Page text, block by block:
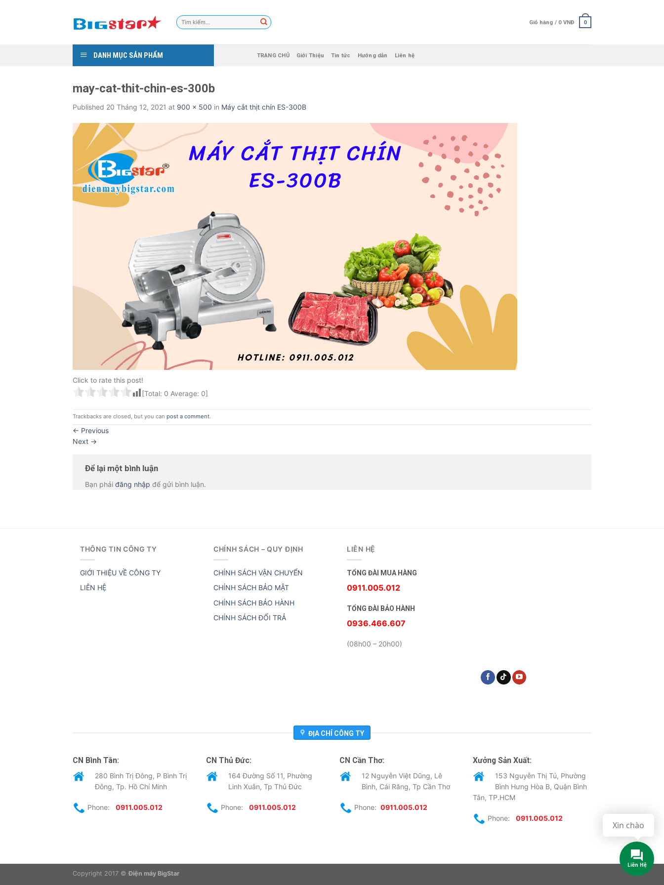
Tìm
kiếm:
Giỏ hàng / 0 VNĐ 0
DANH MỤC SẢN PHẨM TRANG CHỦ Giới Thiệu Tin tức Hướng dẫn Liên hệ
may-cat-thit-chin-es-300b
Published 20 Tháng 12, 2021 at 900 × 500 in Máy cắt thịt chín ES-300B
Click to rate this post!
[Total: 0 Average: 0]
Trackbacks are closed, but you can post a comment.
← Previous
Next →
Để lại một bình luận
Bạn phải đăng nhập để gửi bình luận.
THÔNG TIN CÔNG TY
GIỚI THIỆU VỀ CÔNG TY
LIÊN HỆ
CHÍNH SÁCH – QUY ĐỊNH
CHÍNH SÁCH VẬN CHUYỂN
CHÍNH SÁCH BẢO MẬT
CHÍNH SÁCH BẢO HÀNH
CHÍNH SÁCH ĐỔI TRẢ
LIÊN HỆ
TỔNG ĐÀI MUA HÀNG
0911.005.012
TỔNG ĐÀI BẢO HÀNH
0936.466.607
(08h00 – 20h00)
ĐỊA CHỈ CÔNG TY
CN Bình Tân:
280 Bình Trị Đông, P Bình Trị
Đông, Tp. Hồ Chí Minh
Phone: 0911.005.012
CN Thủ Đức:
164 Đường Số 11, Phường
Linh Xuân, Tp Thủ Đức
Phone: 0911.005.012
CN Cần Thơ:
12 Nguyễn Việt Dũng, Lê
Bình, Cái Răng, Tp Cần Thơ
Phone: 0911.005.012
Xưởng Sản Xuất:
153 Nguyễn Thị Tú, Phường
Bình Hưng Hòa B, Quận Bình
Tân, TP.HCM
Phone: 0911.005.012
Copyright 2017 ©Điện máy BigStar
Liên Hệ
Xin chào